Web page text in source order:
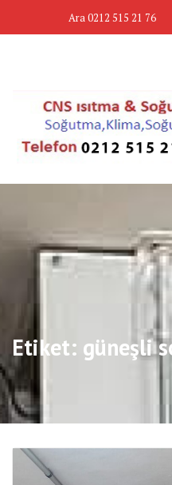
Ara 0212 515 21 76
Etiket: güneşli